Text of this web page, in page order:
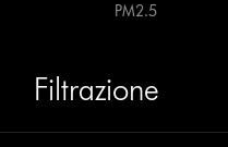
PM2.5
Filtrazione